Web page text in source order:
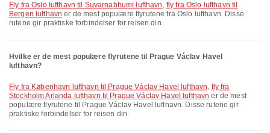
fly fra Oslo lufthavn til Suvarnabhumi lufthavn , fly fra Oslo lufthavn til
Bergen lufthavn er de mest populære flyrutene fra Oslo lufthavn. Disse
rutene gir praktiske forbindelser for reisen din.
Hvilke er de mest populære flyrutene til Prague Václav Havel
lufthavn?
fly fra København lufthavn til Prague Václav Havel lufthavn, fly fra
Stockholm Arlanda lufthavn til Prague Václav Havel lufthavn er de mest
populære flyrutene til Prague Václav Havel lufthavn. Disse rutene gir
praktiske forbindelser for reisen din.